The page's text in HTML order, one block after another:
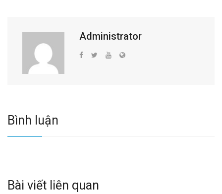
Administrator
Bình luận
Bài viết liên quan